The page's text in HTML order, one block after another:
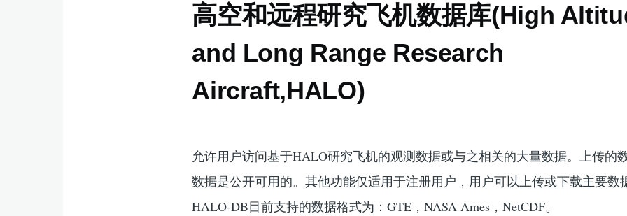
高空和远程研究飞机数据库(High
and Long Range Research
Aircraft,HALO)
允许用户访问基于HALO研究飞机的观测数据或与之相关的大量数据。上传的
数据是公开可用的。其他功能仅适用于注册用户，用户可以上传或下载主要数
HALO-DB目前支持的数据格式为：GTE，NASA Ames，NetCDF。